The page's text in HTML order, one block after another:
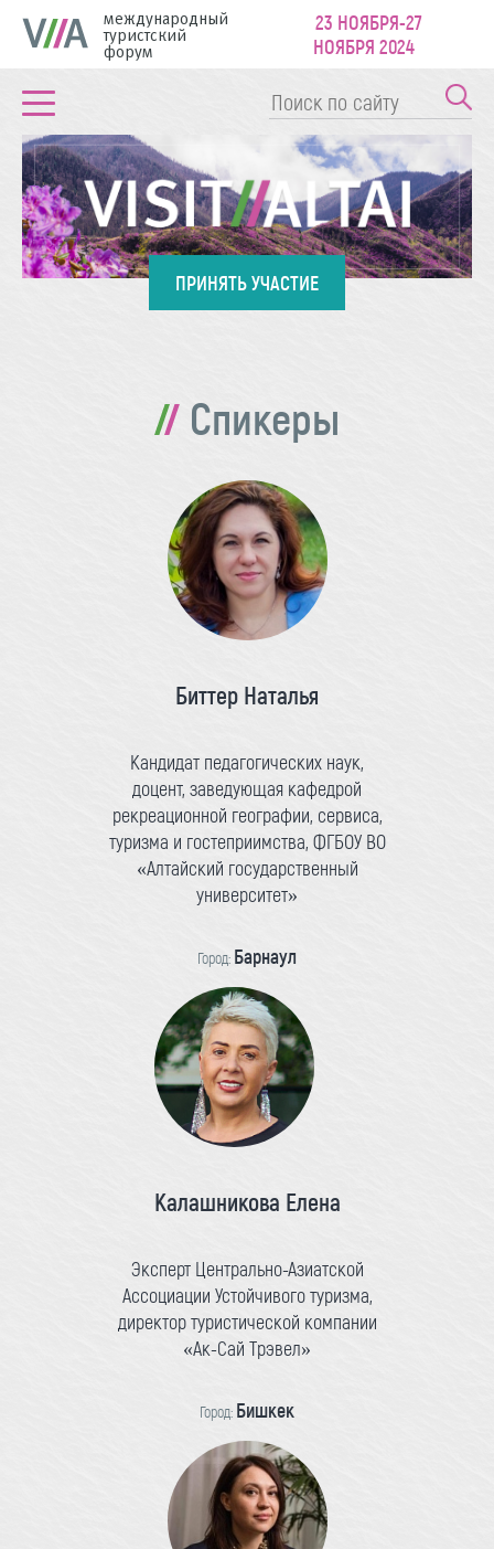
международный
туристский
форум
23 НОЯБРЯ-27
НОЯБРЯ 2024
ПРИНЯТЬ УЧАСТИЕ
Спикеры
Биттер Наталья
Кандидат педагогических наук,
доцент, заведующая кафедрой
рекреационной географии, сервиса,
туризма и гостеприимства, ФГБОУ ВО
«Алтайский государственный
университет»
Город: Барнаул
Калашникова Елена
Эксперт Центрально-Азиатской
Ассоциации Устойчивого туризма,
директор туристической компании
«Ак-Сай Трэвел»
Город: Бишкек